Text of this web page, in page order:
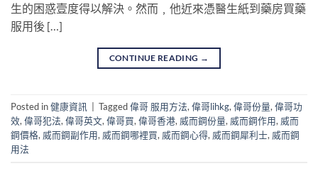
生的困惑壹度得以解決。然而﹐他近來憑醫生紙到藥房買藥
服用後 […]
CONTINUE READING →
Posted in健康資訊 Tagged偉哥 服用方法,偉哥lihkg,偉哥份量,偉哥功
效,偉哥犯法,偉哥英文,偉哥買,偉哥香港, 威而鋼份量, 威而鋼作用, 威而
鋼價格, 威而鋼副作用, 威而鋼哪裡買, 威而鋼心得, 威而鋼犀利士, 威而鋼
用法